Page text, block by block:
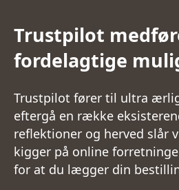
Trustpilot
fordelagtige
Trustpilot fører til ultra
eftergå en række
reflektioner og herved slår
kigger på online
for at du lægger din